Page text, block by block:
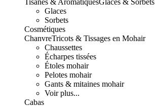
Tisanes & AromatiquesGlaces & Sorbets
Glaces
Sorbets
Cosmétiques
ChanvreTricots & Tissages en Mohair
Chaussettes
Écharpes tissées
Étoles mohair
Pelotes mohair
Gants & mitaines mohair
Voir plus...
Cabas